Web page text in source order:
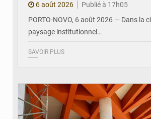
6 août 2026
Publié à 17h05
PORTO-NOVO, 6 août 2026 — Dans la
paysage institutionnel…
SAVOIR PLUS